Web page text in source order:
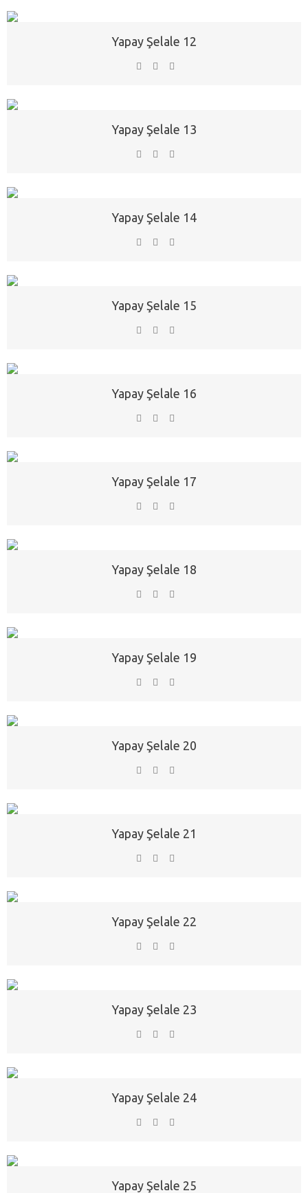
Yapay Şelale 12
Yapay Şelale 13
Yapay Şelale 14
Yapay Şelale 15
Yapay Şelale 16
Yapay Şelale 17
Yapay Şelale 18
Yapay Şelale 19
Yapay Şelale 20
Yapay Şelale 21
Yapay Şelale 22
Yapay Şelale 23
Yapay Şelale 24
Yapay Şelale 25